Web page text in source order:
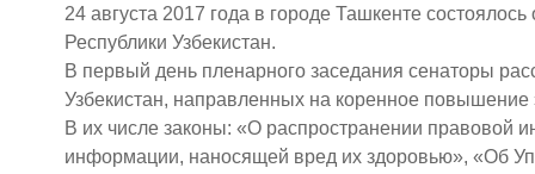
24 августа 2017 года в городе Ташкенте
Республики Узбекистан.
В первый день пленарного заседания сенаторы
Узбекистан, направленных на коренное
В их числе законы: «О распространении правовой
информации, наносящей вред их здоровью», «Об